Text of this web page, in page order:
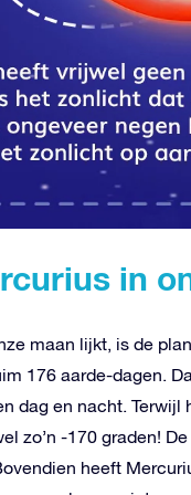
in
maan lijkt, is de
176 aarde-dagen.
dag en nacht.
zo’n -170 graden!
heeft